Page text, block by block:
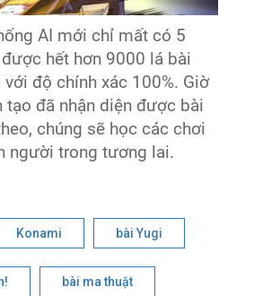
AI mới chỉ mất có 5
hết hơn 9000 lá bài
với độ chính xác 100%. Giờ
tạo đã nhận diện được bài
chúng sẽ học các chơi
người trong tương lai.
Konami bài Yugi
bài ma thuật